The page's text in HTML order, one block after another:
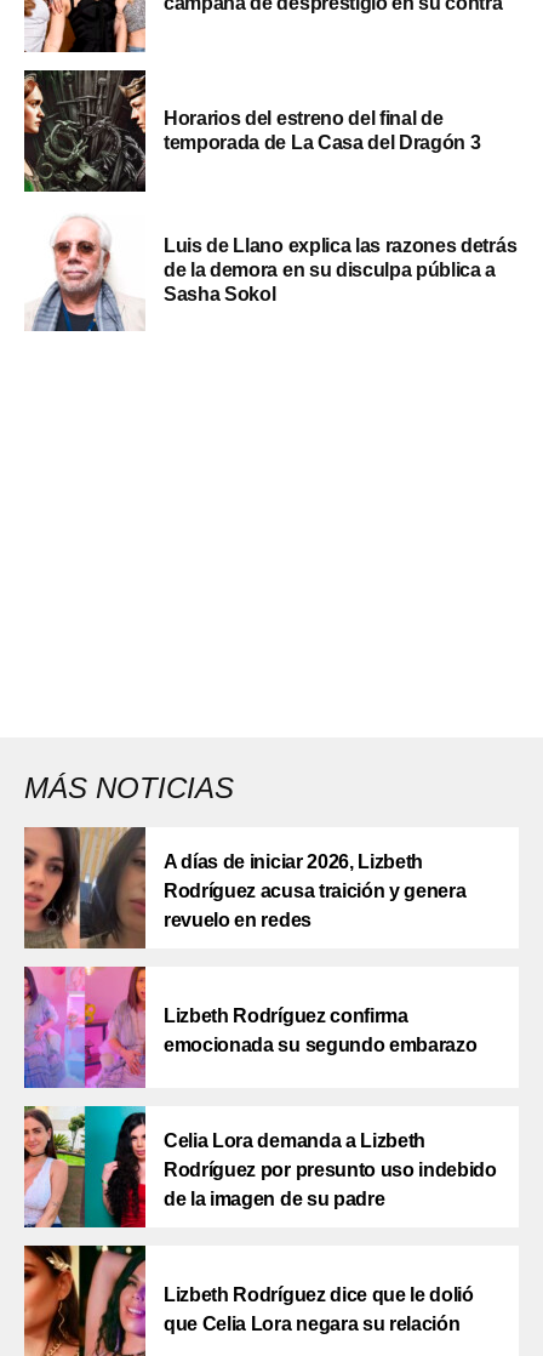
Horarios del estreno del final de
temporada de La Casa del Dragón 3
Luis de Llano explica las razones detrás
de la demora en su disculpa pública a
Sasha Sokol
MÁS NOTICIAS
A días de iniciar 2026, Lizbeth
Rodríguez acusa traición y genera
revuelo en redes
Lizbeth Rodríguez confirma
emocionada su segundo embarazo
Celia Lora demanda a Lizbeth
Rodríguez por presunto uso indebido
de la imagen de su padre
Lizbeth Rodríguez dice que le dolió
que Celia Lora negara su relación